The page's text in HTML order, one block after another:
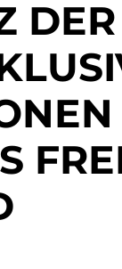
DER